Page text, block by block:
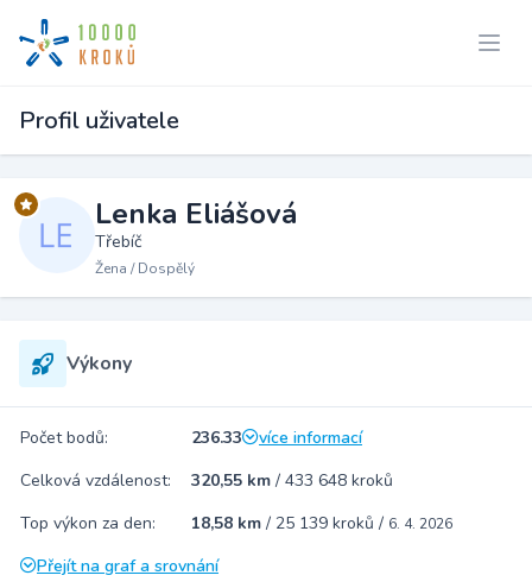
Profil uživatele
Lenka Eliášová
Třebíč
Žena / Dospělý
Výkony
Počet bodů: 236.33
více informací
Celková vzdálenost:
320,55 km / 433 648 kroků
Top výkon za den:
18,58 km / 25 139 kroků / 6. 4. 2026
Přejít na graf a srovnání